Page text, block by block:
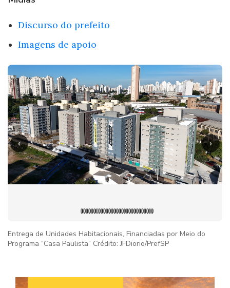
Discurso do prefeito
Imagens de apoio
‹ ›
Entrega de Unidades Habitacionais, Financiadas por Meio do
Programa “Casa Paulista” Crédito: JFDiorio/PrefSP